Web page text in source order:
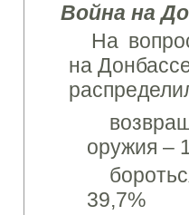
Война на
На
на
оружия –
39,7%